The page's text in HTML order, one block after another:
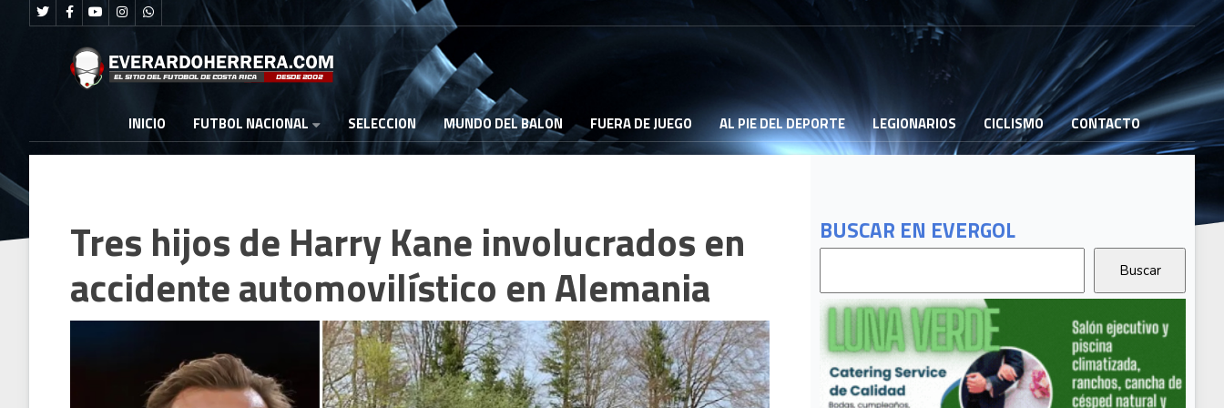
INICIO FUTBOL NACIONAL SELECCION MUNDO DEL BALON FUERA DE JUEGO AL PIE DEL DEPORTE LEGIONARIOS CICLISMO CONTACTO
BUSCAR EN EVERGOL
Tres hijos de Harry Kane involucrados en
accidente automovilístico en Alemania